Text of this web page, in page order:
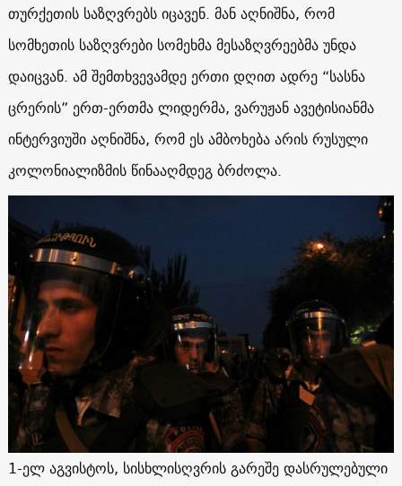
თურქეთის საზღვრებს იცავენ. მან აღნიშნა, რომ
სომხეთის საზღვრები სომეხმა მესაზღვრეებმა უნდა
დაიცვან. ამ შემთხვევამდე ერთი დღით ადრე “სასნა
ცრერის” ერთ-ერთმა ლიდერმა, ვარუჟან ავეტისიანმა
ინტერვიუში აღნიშნა, რომ ეს ამბოხება არის რუსული
კოლონიალიზმის წინააღმდეგ ბრძოლა.
1-ელ აგვისტოს, სისხლისღვრის გარეშე დასრულებული